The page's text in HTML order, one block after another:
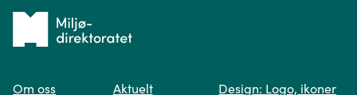
Tilbake
forsiden
Om oss Aktuelt Design: Logo, ikoner